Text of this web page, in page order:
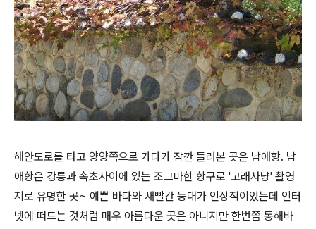
해안도로를 타고 양양쪽으로 가다가 잠깐 들러본 곳은 남애항. 남
애항은 강릉과 속초사이에 있는 조그마한 항구로 '고래사냥' 촬영
지로 유명한 곳~ 예쁜 바다와 새빨간 등대가 인상적이었는데 인터
넷에 떠드는 것처럼 매우 아름다운 곳은 아니지만 한번쯤 동해바